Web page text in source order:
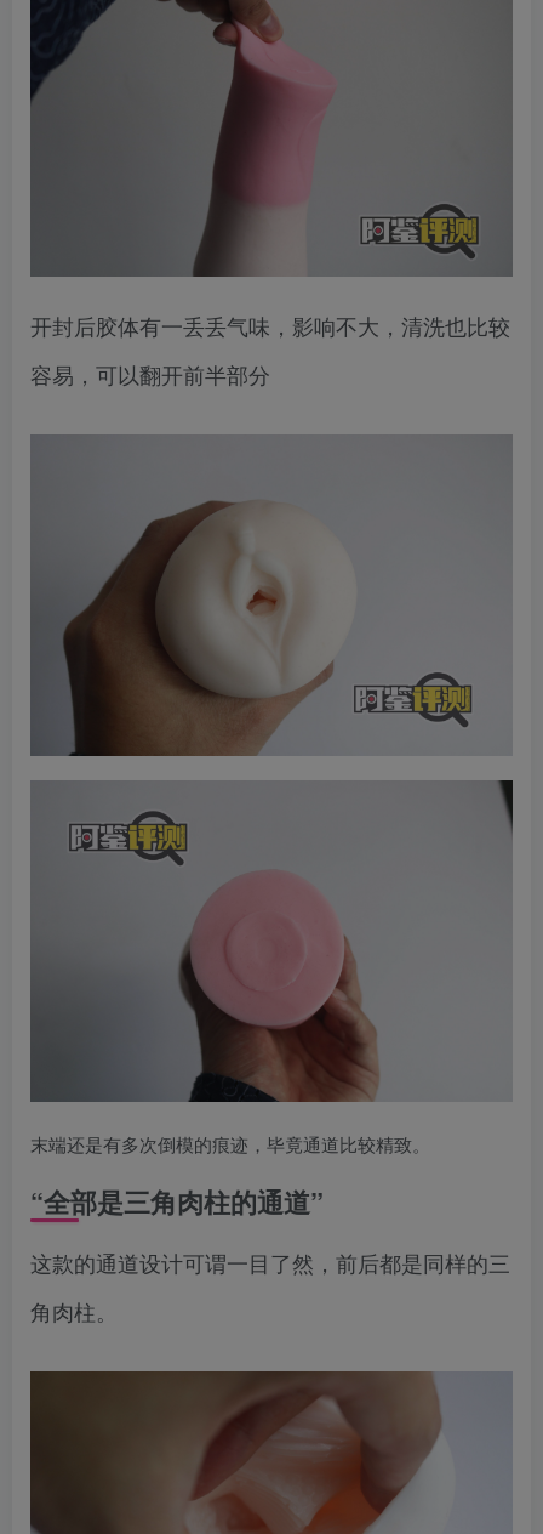
开封后胶体有一丢丢气味，影响不大，清洗也比较
容易，可以翻开前半部分
末端还是有多次倒模的痕迹，毕竟通道比较精致。
“全部是三角肉柱的通道”
这款的通道设计可谓一目了然，前后都是同样的三
角肉柱。